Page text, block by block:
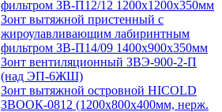
фильтром ЗВ-П12/12 1200х1200х350мм
Зонт вытяжной пристенный с
жироулавливающим лабиринтным
фильтром ЗВ-П14/09 1400х900х350мм
Зонт вентиляционный ЗВЭ-900-2-П
(над ЭП-6ЖШ)
Зонт вытяжной островной HICOLD
ЗВООК-0812 (1200х800x400мм, нерж.